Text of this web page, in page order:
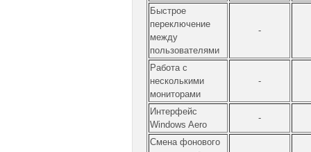
Быстрое
переключение
между
пользователями
-
Работа с
несколькими
мониторами
-
Интерфейс
Windows Aero
-
Смена фонового